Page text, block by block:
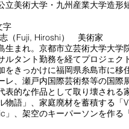
立美術大学・九州産業大学造
字
（Fuji, Hiroshi） 美術家
生まれ。京都市立芸術大学大
ルタント勤務を経てプロジェ
をきっかけに福岡県糸島市に移
レ、瀬戸内国際芸術祭等の国
表的な作品として取り壊され
物語」、家庭廃材を蓄積する
」、架空のキーパーソンを作る